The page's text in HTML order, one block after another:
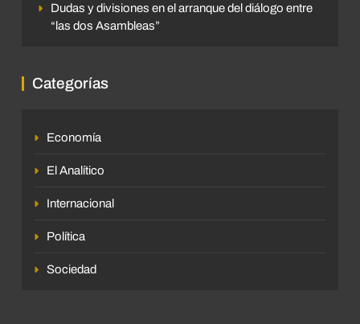
Dudas y divisiones en el arranque del diálogo entre
“las dos Asambleas”
Categorías
Economía
El Analítico
Internacional
Política
Sociedad